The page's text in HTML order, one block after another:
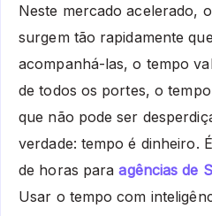
Neste mercado acelerado,
surgem tão rapidamente
acompanhá-las, o tempo
de todos os portes, o
que não pode ser
verdade: tempo é dinheiro.
de horas paraagências de
Usar o tempo com